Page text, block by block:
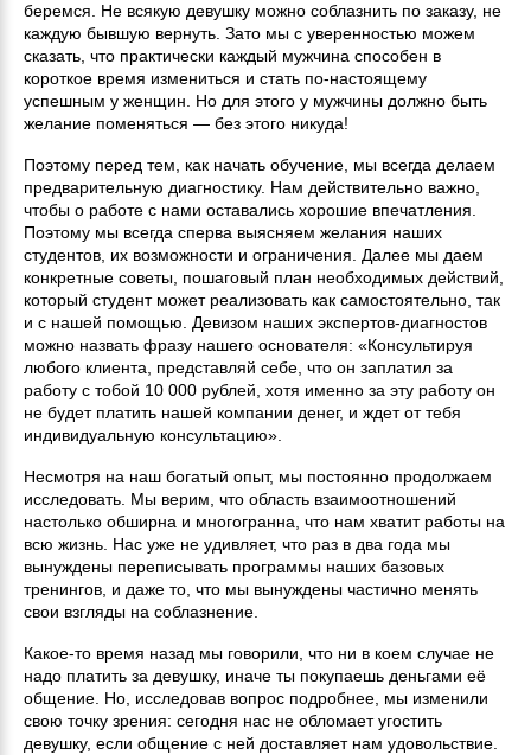
беремся. Не всякую девушку можно соблазнить по заказу, не
каждую бывшую вернуть. Зато мы с уверенностью можем
сказать, что практически каждый мужчина способен в
короткое время измениться и стать по-настоящему
успешным у женщин. Но для этого у мужчины должно быть
желание поменяться — без этого никуда!
Поэтому перед тем, как начать обучение, мы всегда делаем
предварительную диагностику. Нам действительно важно,
чтобы о работе с нами оставались хорошие впечатления.
Поэтому мы всегда сперва выясняем желания наших
студентов, их возможности и ограничения. Далее мы даем
конкретные советы, пошаговый план необходимых действий,
который студент может реализовать как самостоятельно, так
и с нашей помощью. Девизом наших экспертов-диагностов
можно назвать фразу нашего основателя: «Консультируя
любого клиента, представляй себе, что он заплатил за
работу с тобой 10 000 рублей, хотя именно за эту работу он
не будет платить нашей компании денег, и ждет от тебя
индивидуальную консультацию».
Несмотря на наш богатый опыт, мы постоянно продолжаем
исследовать. Мы верим, что область взаимоотношений
настолько обширна и многогранна, что нам хватит работы на
всю жизнь. Нас уже не удивляет, что раз в два года мы
вынуждены переписывать программы наших базовых
тренингов, и даже то, что мы вынуждены частично менять
свои взгляды на соблазнение.
Какое-то время назад мы говорили, что ни в коем случае не
надо платить за девушку, иначе ты покупаешь деньгами её
общение. Но, исследовав вопрос подробнее, мы изменили
свою точку зрения: сегодня нас не обломает угостить
девушку, если общение с ней доставляет нам удовольствие.